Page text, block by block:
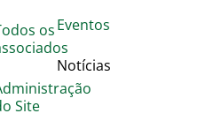
os
Site
Eventos
Notícias